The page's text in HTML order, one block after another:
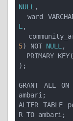
NULL ,
ward
L ,
5) NOT NULL ,
);
GRANT ALL
ambari;
ALTER TABLE
R TO ambari;